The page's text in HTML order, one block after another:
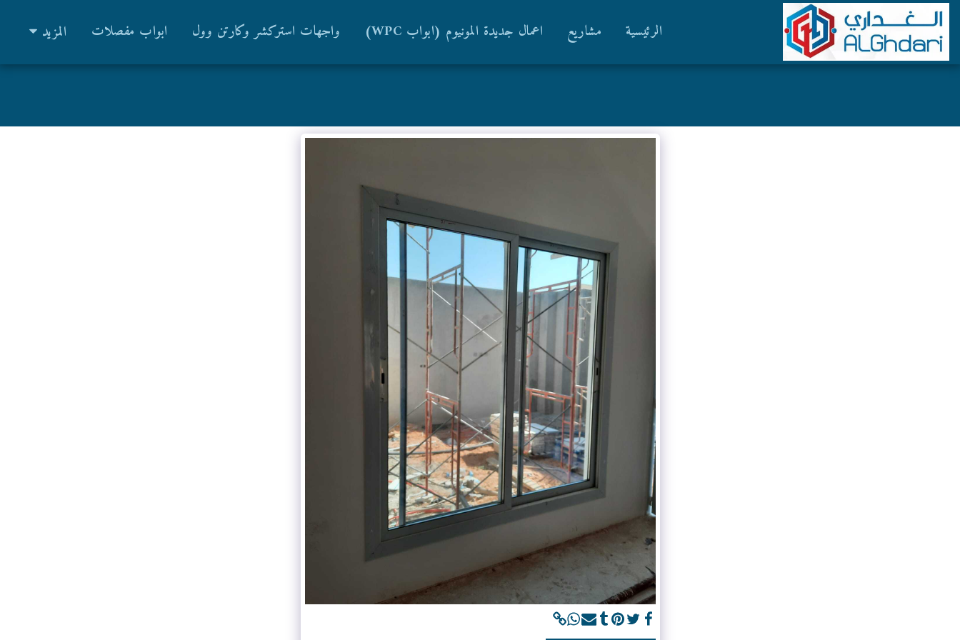
الرئيسية مشاريع اعمال جديدة المونيوم (ابواب WPC) واجهات استركشر وكارتن وول ابواب مفصلات المزيد